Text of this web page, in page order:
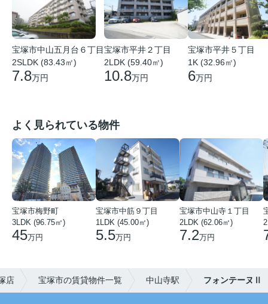
宝塚市中山五月台６丁目
2SLDK (83.43㎡)
7.8万円
宝塚市平井２丁目
2LDK (59.40㎡)
10.8万円
宝塚市平井５丁目
1K (32.96㎡)
6万円
よく見られている物件
宝塚市梅野町
3LDK (96.75㎡)
45万円
宝塚市中筋９丁目
1LDK (45.00㎡)
5.5万円
宝塚市中山寺１丁目
2LDK (62.06㎡)
7.2万円
店 宝塚市の賃貸物件一覧 中山寺駅 フォンテーヌⅡ